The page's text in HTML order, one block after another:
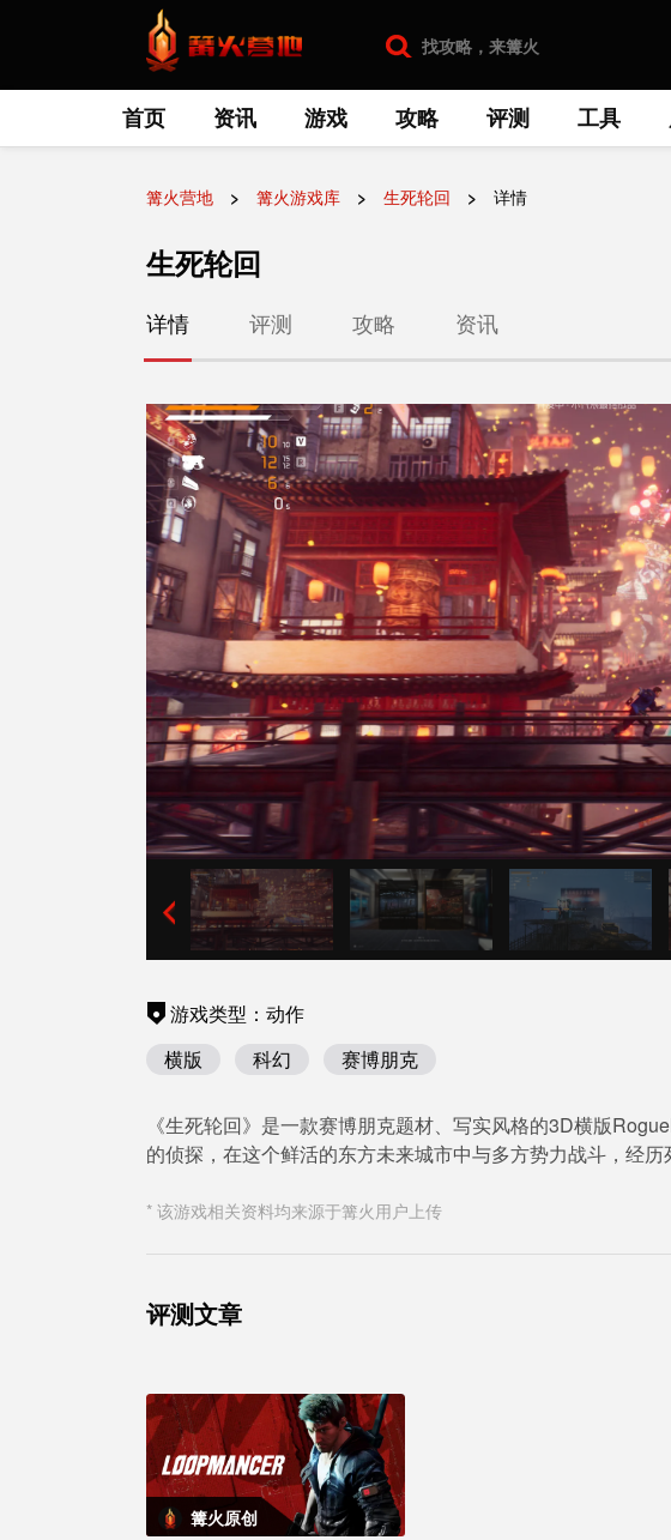
首页 资讯 游戏 攻略 评测 工具
篝火营地 篝火游戏库 生死轮回 详情
生死轮回
详情 评测 攻略 资讯
游戏类型：动作
横版
科幻 赛博朋克
《生死轮回》是一款赛博朋克题材、写实风格的3D横版
的侦探，在这个鲜活的东方未来城市中与多方势力战斗，经历
* 该游戏相关资料均来源于篝火用户上传
评测文章
篝火原创